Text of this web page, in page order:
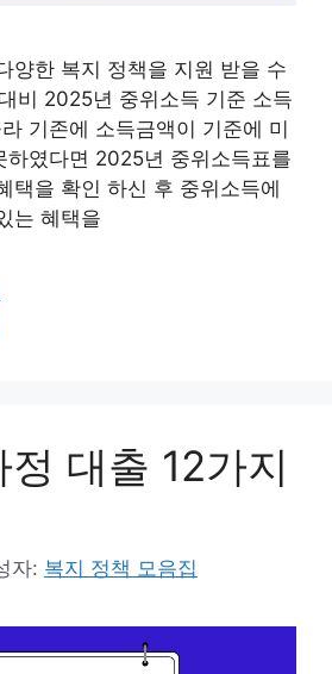
양한 복지 정책을 지원 받을 수
비 2025년 중위소득 기준 소득
기존에 소득금액이 기준에 미
하였다면 2025년 중위소득표를
택을 확인 하신 후 중위소득에
는 혜택을
대출 12가지
자: 복지 정책 모음집